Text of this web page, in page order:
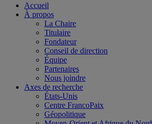
Accueil
À propos
La Chaire
Titulaire
Fondateur
Conseil de direction
Équipe
Partenaires
Nous joindre
Axes de recherche
États-Unis
Centre FrancoPaix
Géopolitique